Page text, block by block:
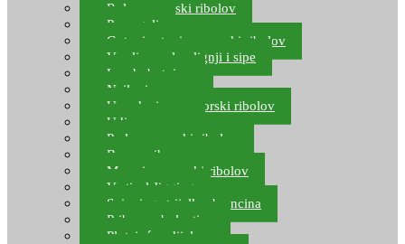
Role za morski ribolov
Parangali
Gotovi setovi za morski ribolov
Varalice za lov lignji i sipe
Lov hobotnice
Najloni za more
Upredenice za morski ribolov
Udice za more
Perle za morski ribolov
Brum prihrana za more
Mamci za morski ribolov
Vertical Jigging
Spinning strijelke, brancina
Pribor za bolentino
Plutajuća odijela